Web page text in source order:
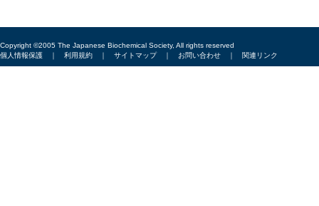
Copyright ©2005 The Japanese Biochemical Society, All rights reserved
個人情報保護 ｜ 利用規約 ｜ サイトマップ｜ お問い合わせ ｜ 関連リンク